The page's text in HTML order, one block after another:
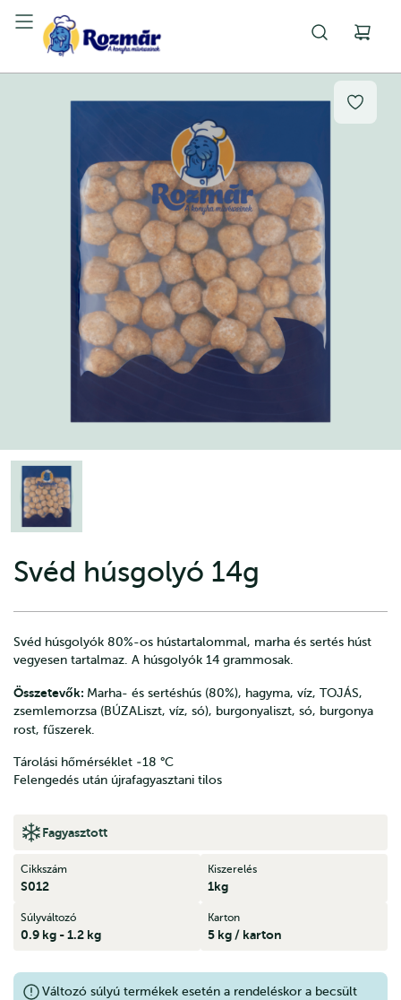
Svéd húsgolyó 14g
Svéd húsgolyók 80%-os hústartalommal, marha és sertés húst
vegyesen tartalmaz. A húsgolyók 14 grammosak.
Összetevők: Marha- és sertéshús (80%), hagyma, víz, TOJÁS,
zsemlemorzsa (BÚZALiszt, víz, só), burgonyaliszt, só, burgonya
rost, fűszerek.
Tárolási hőmérséklet ‐18 °C
Felengedés után újrafagyasztani tilos
Fagyasztott
Cikkszám
S012
Kiszerelés
1kg
Súlyváltozó
0.9 kg - 1.2 kg
Karton
5 kg / karton
Változó súlyú termékek esetén a rendeléskor a becsült